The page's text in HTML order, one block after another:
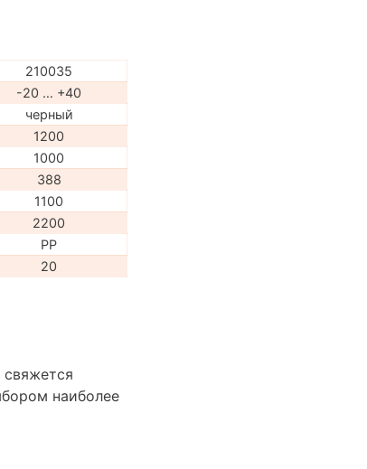
210035
-20 … +40
черный
1200
1000
388
1100
2200
PP
20
наиболее